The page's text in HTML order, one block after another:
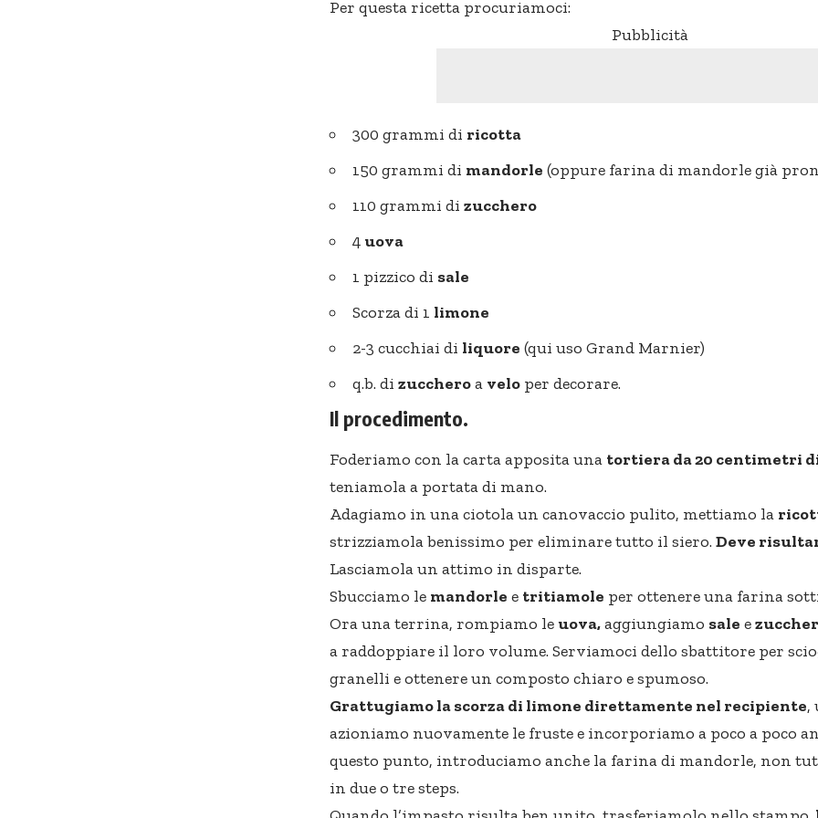
Per questa ricetta procuriamoci:
Pubblicità
300 grammi di ricotta
150 grammi di mandorle (oppure farina di mandorle già
110 grammi di zucchero
4 uova
1 pizzico di sale
Scorza di 1 limone
2-3 cucchiai di liquore (qui uso Grand Marnier)
q.b. di zuccheroa velo per decorare.
Il procedimento.
Foderiamo con la carta apposita una tortiera da 20 centimetri
teniamola a portata di mano.
Adagiamo in una ciotola un canovaccio pulito, mettiamo la
strizziamola benissimo per eliminare tutto il siero. Deve
Lasciamola un attimo in disparte.
Sbucciamo le mandorle e tritiamole per ottenere una farina
Ora una terrina, rompiamo le uova,aggiungiamo sale e
a raddoppiare il loro volume. Serviamoci dello sbattitore per
granelli e ottenere un composto chiaro e spumoso.
Grattugiamo la scorza di limone direttamente nel recipiente,
azioniamo nuovamente le fruste e incorporiamo a poco a poco
questo punto, introduciamo anche la farina di mandorle, non
in due o tre steps.